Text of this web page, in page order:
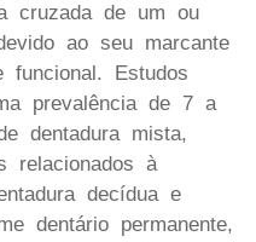
cruzada de um ou
ao seu marcante
funcional. Estudos
prevalência de 7 a
dentadura mista,
relacionados à
decídua e
dentário permanente,